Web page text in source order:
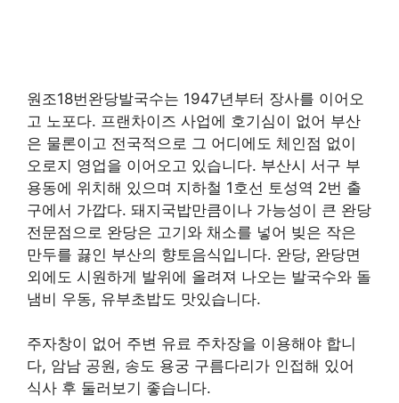
원조18번완당발국수는 1947년부터 장사를 이어오
고 노포다. 프랜차이즈 사업에 호기심이 없어 부산
은 물론이고 전국적으로 그 어디에도 체인점 없이
오로지 영업을 이어오고 있습니다. 부산시 서구 부
용동에 위치해 있으며 지하철 1호선 토성역 2번 출
구에서 가깝다. 돼지국밥만큼이나 가능성이 큰 완당
전문점으로 완당은 고기와 채소를 넣어 빚은 작은
만두를 끓인 부산의 향토음식입니다. 완당, 완당면
외에도 시원하게 발위에 올려져 나오는 발국수와 돌
냄비 우동, 유부초밥도 맛있습니다.
주자창이 없어 주변 유료 주차장을 이용해야 합니
다, 암남 공원, 송도 용궁 구름다리가 인접해 있어
식사 후 둘러보기 좋습니다.